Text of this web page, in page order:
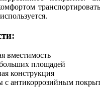
вместимость
площадей
конструкция
с антикоррозийным